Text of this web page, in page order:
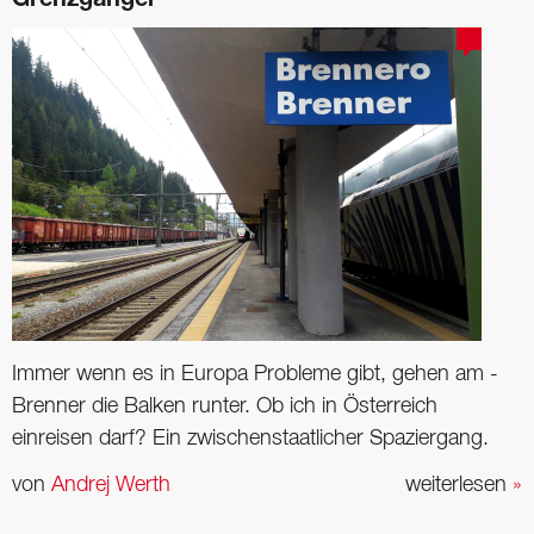
Immer wenn es in Europa Probleme gibt, gehen am ­
Brenner die Balken runter. Ob ich in Österreich
einreisen darf? Ein zwischenstaatlicher Spaziergang.
weiterlesen »
von Andrej Werth